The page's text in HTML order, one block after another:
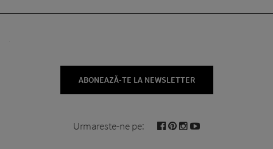
ABONEAZĂ-TE LA NEWSLETTER
Urmareste-ne pe: